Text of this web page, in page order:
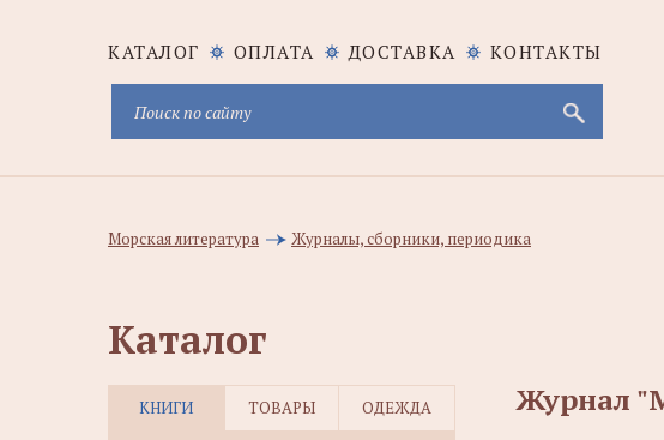
КАТАЛОГ ОПЛАТА ДОСТАВКА КОНТАКТЫ
Морская литература Журналы, сборники, периодика
Каталог
КНИГИ ТОВАРЫ ОДЕЖДА Журнал